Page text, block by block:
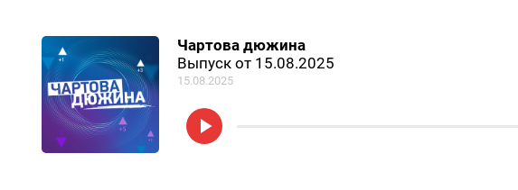
Чартова дюжина
Выпуск от 15.08.2025
15.08.2025